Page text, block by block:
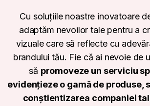
Cu soluțiile noastre inovatoare
adaptăm nevoilor tale pentru a
vizuale care să reflecte cu
brandului tău. Fie că ai nevoie de
să promoveze un serviciu
evidențieze o gamă de produse,
conștientizarea companiei